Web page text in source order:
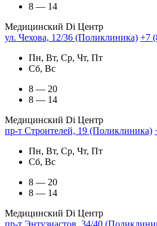
8 — 14
Медицинский Di Центр
ул. Чехова, 12/36 (Поликлиника) +7
Пн, Вт, Ср, Чт, Пт
Сб, Вс
8 — 20
8 — 14
Медицинский Di Центр
пр-т Строителей, 19 (Поликлиника)
Пн, Вт, Ср, Чт, Пт
Сб, Вс
8 — 20
8 — 14
Медицинский Di Центр